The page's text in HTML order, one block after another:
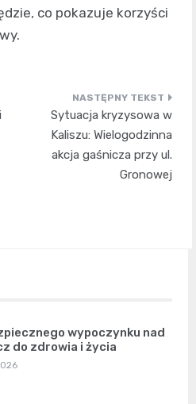
co pokazuje korzyści
Sytuacja kryzysowa w
Kaliszu: Wielogodzinna
akcja gaśnicza przy ul.
Gronowej
wypoczynku nad
do zdrowia i życia